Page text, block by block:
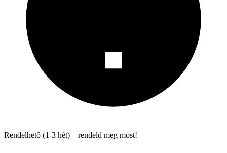
Rendelhető (1-3 hét) – rendeld meg most!